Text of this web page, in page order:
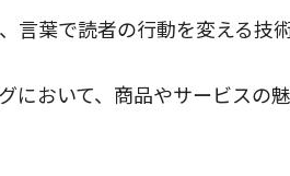
葉で読者の行動を変える技術
において、商品やサービス